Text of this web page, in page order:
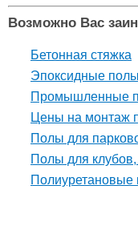
Возможно Вас
Бетонная стяжка
Эпоксидные полы
Промышленные
Цены на монтаж
Полы для
Полы для
Полиуретановые